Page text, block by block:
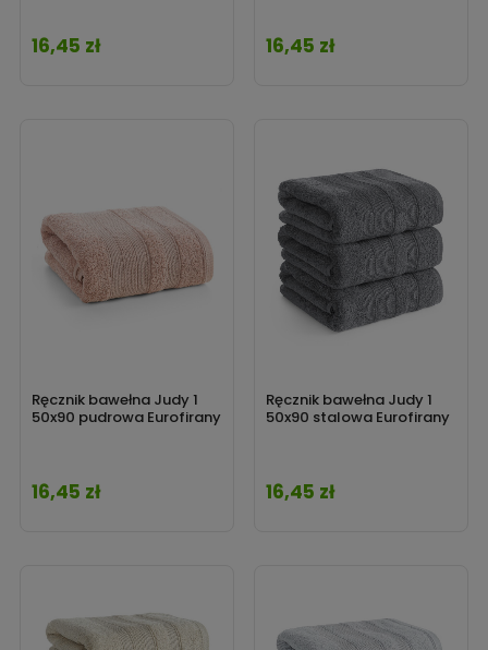
Cena
16,45 zł Cena
16,45 zł
Ręcznik bawełna Judy 1
50x90 pudrowa Eurofirany
Cena
16,45 zł
Ręcznik bawełna Judy 1
50x90 stalowa Eurofirany
Cena
16,45 zł